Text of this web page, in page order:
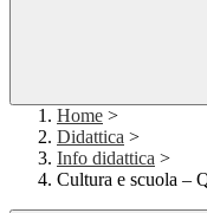
Home >
Didattica >
Info didattica >
Cultura e scuola –